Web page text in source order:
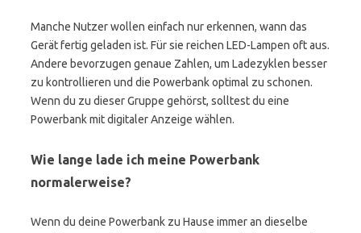
Manche Nutzer wollen einfach nur erkennen, wann das
Gerät fertig geladen ist. Für sie reichen LED-Lampen oft aus.
Andere bevorzugen genaue Zahlen, um Ladezyklen besser
zu kontrollieren und die Powerbank optimal zu schonen.
Wenn du zu dieser Gruppe gehörst, solltest du eine
Powerbank mit digitaler Anzeige wählen.
Wie lange lade ich meine Powerbank
normalerweise?
Wenn du deine Powerbank zu Hause immer an dieselbe